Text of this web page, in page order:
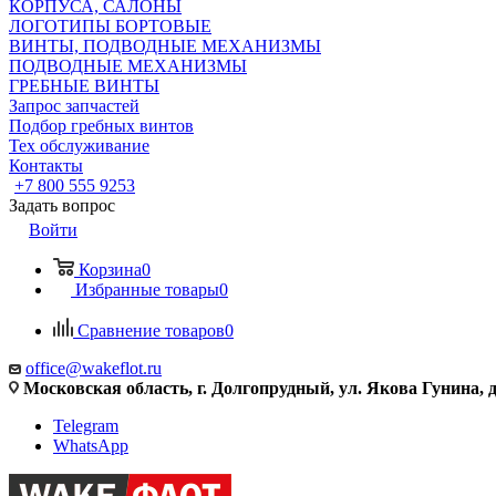
КОРПУСА, САЛОНЫ
ЛОГОТИПЫ БОРТОВЫЕ
ВИНТЫ, ПОДВОДНЫЕ МЕХАНИЗМЫ
ПОДВОДНЫЕ МЕХАНИЗМЫ
ГРЕБНЫЕ ВИНТЫ
Запрос запчастей
Подбор гребных винтов
Тех обслуживание
Контакты
+7 800 555 9253
Задать вопрос
Войти
Корзина0
Избранные товары0
Сравнение товаров0
office@wakeflot.ru
Московская область, г. Долгопрудный, ул. Якова Гунина,
Telegram
WhatsApp